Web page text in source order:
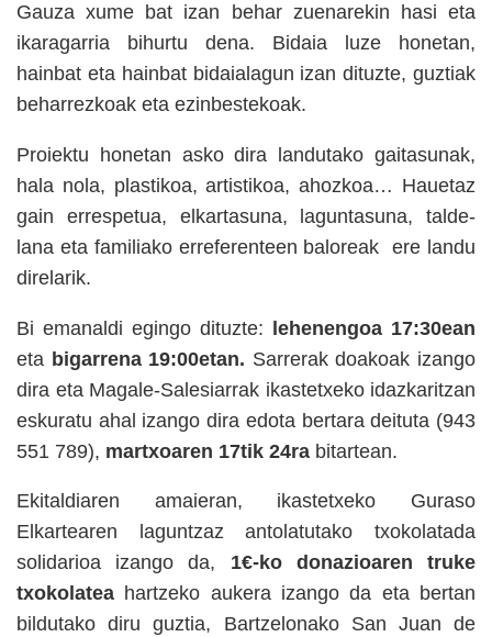
Gauza xume bat izan behar zuenarekin hasi eta
ikaragarria bihurtu dena. Bidaia luze honetan,
hainbat eta hainbat bidaialagun izan dituzte, guztiak
beharrezkoak eta ezinbestekoak.
Proiektu honetan asko dira landutako gaitasunak,
hala nola, plastikoa, artistikoa, ahozkoa… Hauetaz
gain errespetua, elkartasuna, laguntasuna, talde-
lana eta familiako erreferenteen baloreak
ere landu
direlarik.
Bi emanaldi egingo dituzte: lehenengoa 17:30ean
eta bigarrena 19:00etan. Sarrerak doakoak izango
dira eta Magale-Salesiarrak ikastetxeko idazkaritzan
eskuratu ahal izango dira edota bertara deituta (943
551 789), martxoaren 17tik 24ra bitartean.
Ekitaldiaren amaieran, ikastetxeko Guraso
Elkartearen laguntzaz antolatutako txokolatada
solidarioa izango da, 1€-ko donazioaren truke
txokolatea hartzeko aukera izango da eta bertan
bildutako diru guztia, Bartzelonako San Juan de